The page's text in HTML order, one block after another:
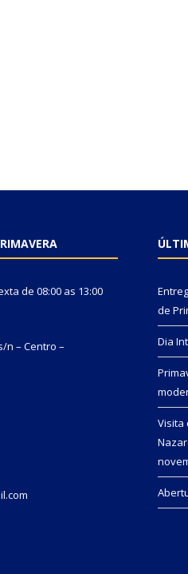
de 08:00 as 13:00
n – Centro –
de
Dia
Visita